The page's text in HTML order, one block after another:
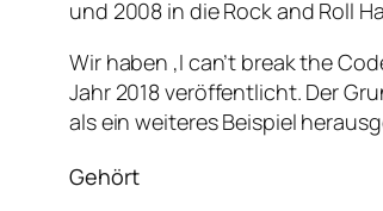
und 2008 in die Rock and Roll
Wir haben ‚I can’t break the
Jahr 2018 veröffentlicht. Der
als ein weiteres Beispiel
Gehört